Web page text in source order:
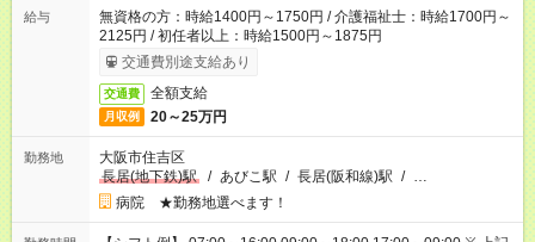
給与
無資格の方：時給1400円～1750円 / 介護福祉士：時給1700円～
2125円 / 初任者以上：時給1500円～1875円
交通費別途支給あり
交通費 全額支給
月収例 20～25万円
勤務地
大阪市住吉区
長居(地下鉄)駅
/ あびこ駅 / 長居(阪和線)駅 / …
病院 ★勤務地選べます！